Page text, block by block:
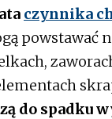
czynnika
powstawać
do spadku